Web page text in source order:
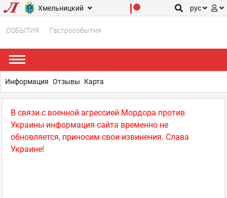
Хмельницкий рус
СОБЫТИЯ Гастрособытия
В связи с военной агрессией Мордора против
Украины информация сайта временно не
обновляется, приносим свои извинения. Слава
Украине!
Информация Отзывы Карта